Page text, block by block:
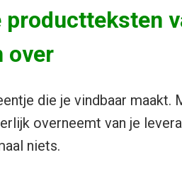
productteksten
over
die je vindbaar maakt.
overneemt van je
niets.